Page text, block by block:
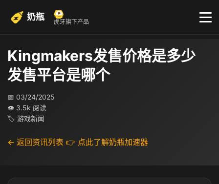
奶瓶 虎牙旗下产品
Kingmakers发售价格是多少
发售平台是哪个
📅 03/24/2025
👁 3.5k 阅读
🏷 游戏新闻
← 返回资讯列表 👉 点此了解奶瓶加速器